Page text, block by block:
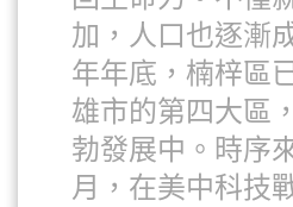
加，人口也逐漸
年年底，楠梓區
雄市的第四大區
勃發展中。時序
月，在美中科技